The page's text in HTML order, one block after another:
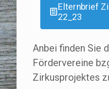
Elternbrief
22_23
Anbei finden Sie
Fördervereine
Zirkusprojektes